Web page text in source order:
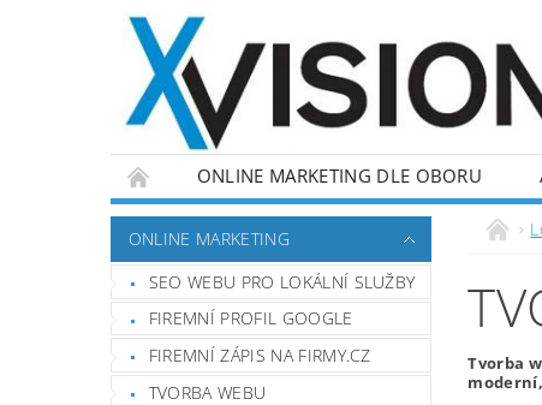
ONLINE MARKETING DLE OBORU
ONLINE MARKETING
SEO WEBU PRO LOKÁLNÍ SLUŽBY
FIREMNÍ PROFIL GOOGLE
FIREMNÍ ZÁPIS NA FIRMY.CZ
TVORBA WEBU
Tvorba